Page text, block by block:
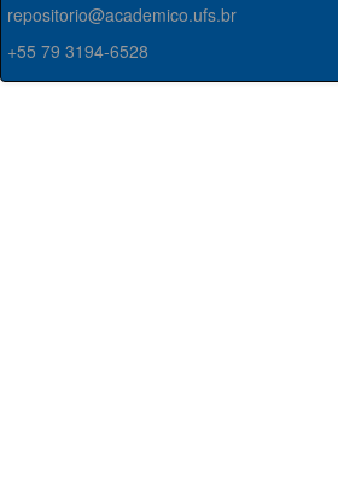
repositorio@academico.ufs.br
+55 79 3194-6528